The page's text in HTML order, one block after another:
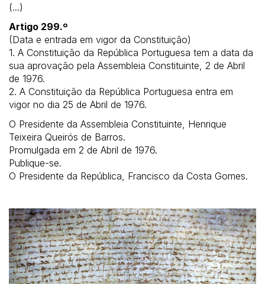
(...)
Artigo 299.º
(Data e entrada em vigor da Constituição)
1. A Constituição da República Portuguesa tem a data da
sua aprovação pela Assembleia Constituinte, 2 de Abril
de 1976.
2. A Constituição da República Portuguesa entra em
vigor no dia 25 de Abril de 1976.
O Presidente da Assembleia Constituinte, Henrique
Teixeira Queirós de Barros.
Promulgada em 2 de Abril de 1976.
Publique-se.
O Presidente da República, Francisco da Costa Gomes.